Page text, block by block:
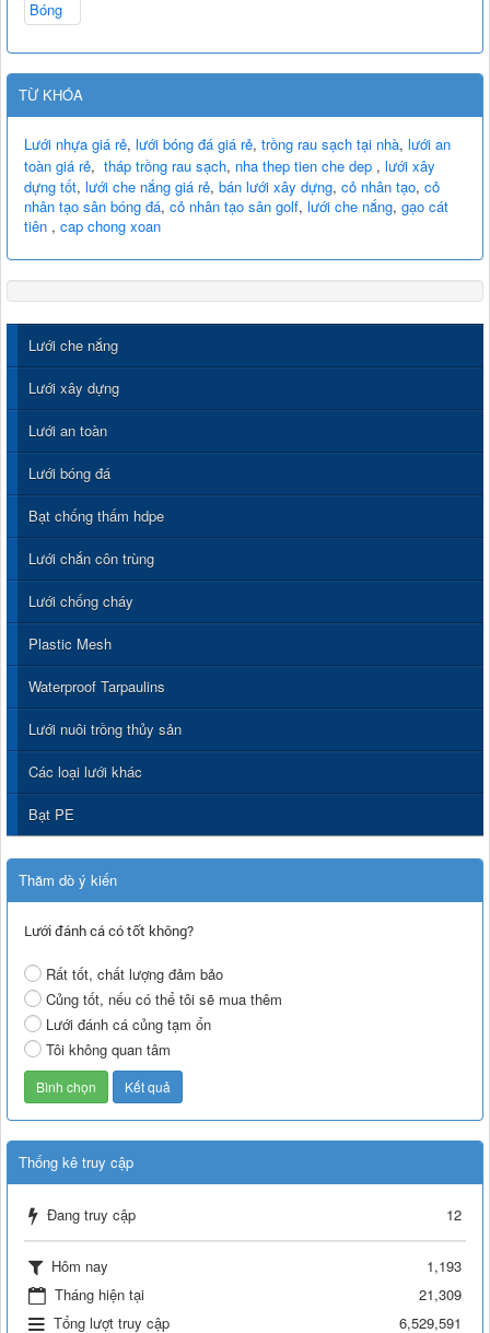
TỪ KHÓA
Lưới nhựa giá rẻ, lưới bóng đá giá rẻ, trồng rau sạch tại nhà, lưới an
toàn giá rẻ, tháp trồng rau sạch, nha thep tien che dep , lưới xây
dựng tốt, lưới che nắng giá rẻ, bán lưới xây dựng, cỏ nhân tạo, cỏ
nhân tạo sân bóng đá, cỏ nhân tạo sân golf, lưới che nắng, gạo cát
tiên , cap chong xoan
Lưới che nắng
Lưới xây dựng
Lưới an toàn
Lưới bóng đá
Bạt chống thấm hdpe
Lưới chắn côn trùng
Lưới chống cháy
Plastic Mesh
Waterproof Tarpaulins
Lưới nuôi trồng thủy sản
Các loại lưới khác
Bạt PE
Thăm dò ý kiến
Lưới đánh cá có tốt không?
Rất tốt, chất lượng đảm bảo
Củng tốt, nếu có thể tôi sẽ mua thêm
Lưới đánh cá củng tạm ổn
Tôi không quan tâm
Thống kê truy cập
Đang truy cập 12
Hôm nay
1,193
Tháng hiện tại
21,309
Tổng lượt truy cập
6,529,591